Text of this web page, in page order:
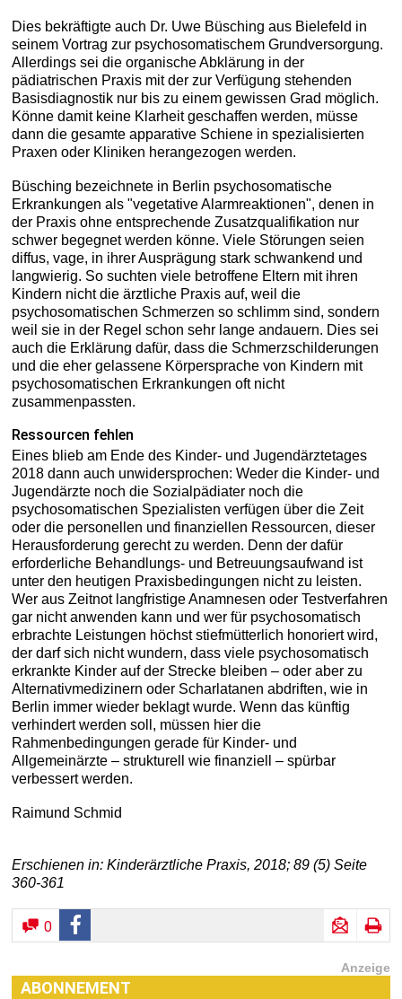
Dies bekräftigte auch Dr. Uwe Büsching aus Bielefeld in
seinem Vortrag zur psychosomatischem Grundversorgung.
Allerdings sei die organische Abklärung in der
pädiatrischen Praxis mit der zur Verfügung stehenden
Basisdiagnostik nur bis zu einem gewissen Grad möglich.
Könne damit keine Klarheit geschaffen werden, müsse
dann die gesamte apparative Schiene in spezialisierten
Praxen oder Kliniken herangezogen werden.
Büsching bezeichnete in Berlin psychosomatische
Erkrankungen als "vegetative Alarmreaktionen", denen in
der Praxis ohne entsprechende Zusatzqualifikation nur
schwer begegnet werden könne. Viele Störungen seien
diffus, vage, in ihrer Ausprägung stark schwankend und
langwierig. So suchten viele betroffene Eltern mit ihren
Kindern nicht die ärztliche Praxis auf, weil die
psychosomatischen Schmerzen so schlimm sind, sondern
weil sie in der Regel schon sehr lange andauern. Dies sei
auch die Erklärung dafür, dass die Schmerzschilderungen
und die eher gelassene Körpersprache von Kindern mit
psychosomatischen Erkrankungen oft nicht
zusammenpassten.
Ressourcen fehlen
Eines blieb am Ende des Kinder- und Jugendärztetages
2018 dann auch unwidersprochen: Weder die Kinder- und
Jugendärzte noch die Sozialpädiater noch die
psychosomatischen Spezialisten verfügen über die Zeit
oder die personellen und finanziellen Ressourcen, dieser
Herausforderung gerecht zu werden. Denn der dafür
erforderliche Behandlungs- und Betreuungsaufwand ist
unter den heutigen Praxisbedingungen nicht zu leisten.
Wer aus Zeitnot langfristige Anamnesen oder Testverfahren
gar nicht anwenden kann und wer für psychosomatisch
erbrachte Leistungen höchst stiefmütterlich honoriert wird,
der darf sich nicht wundern, dass viele psychosomatisch
erkrankte Kinder auf der Strecke bleiben – oder aber zu
Alternativmedizinern oder Scharlatanen abdriften, wie in
Berlin immer wieder beklagt wurde. Wenn das künftig
verhindert werden soll, müssen hier die
Rahmenbedingungen gerade für Kinder- und
Allgemeinärzte – strukturell wie finanziell – spürbar
verbessert werden.
Raimund Schmid
Erschienen in: Kinderärztliche Praxis, 2018; 89 (5) Seite
360-361
0
Anzeige
ABONNEMENT